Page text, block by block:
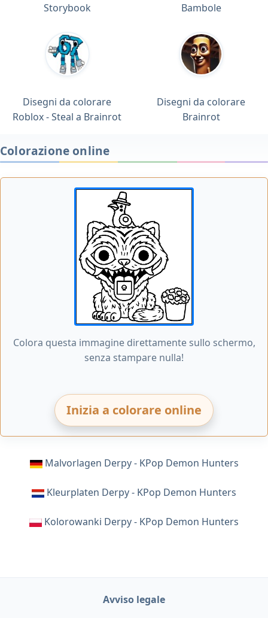
Storybook
Bambole
Disegni da colorare
Roblox - Steal a Brainrot
Disegni da colorare
Brainrot
Colorazione online
Colora questa immagine direttamente sullo schermo,
senza stampare nulla!
Inizia a colorare online
Malvorlagen Derpy - KPop Demon Hunters
Kleurplaten Derpy - KPop Demon Hunters
Kolorowanki Derpy - KPop Demon Hunters
Avviso legale